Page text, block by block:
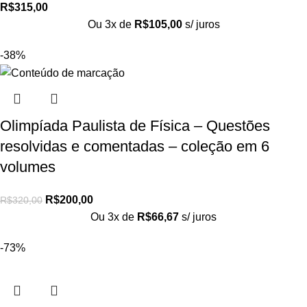
R$315,00
Ou 3x de R$105,00 s/ juros
-38%
Olimpíada Paulista de Física – Questões
resolvidas e comentadas – coleção em 6
volumes
R$320,00 R$200,00
Ou 3x de R$66,67 s/ juros
-73%